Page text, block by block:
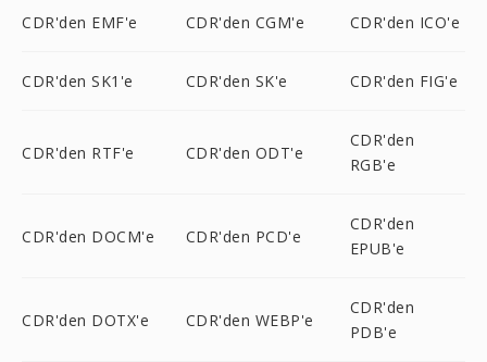
CDR'den EMF'e CDR'den CGM'e CDR'den ICO'e
CDR'den SK1'e CDR'den SK'e CDR'den FIG'e
CDR'den RTF'e CDR'den ODT'e
CDR'den
RGB'e
CDR'den DOCM'e CDR'den PCD'e
CDR'den
EPUB'e
CDR'den DOTX'e CDR'den WEBP'e
CDR'den
PDB'e